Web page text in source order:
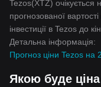
Tezos(XTZ) очікується
прогнозованої
інвестиції в Tezos до
Детальна інформація:
Прогноз ціни Tezos
Якою буде